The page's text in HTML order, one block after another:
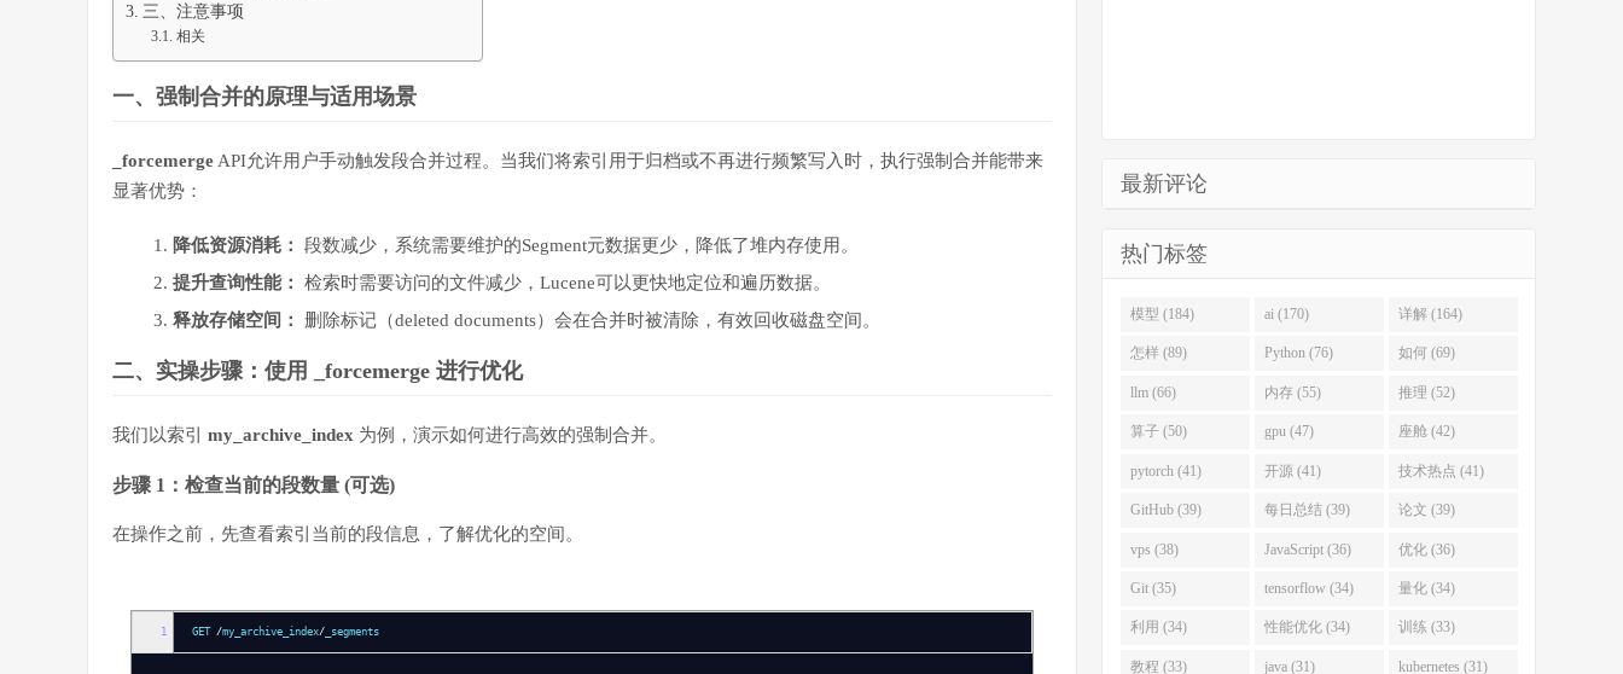
三、注意事项
相关
一、强制合并的原理与适用场景
_forcemerge API允许用户手动触发段合并过程。当我们将索引用于归档或不再进行频繁写入时，执行强制合并能带来
显著优势：
降低资源消耗：
段数减少，系统需要维护的Segment元数据更少，降低了堆内存使用。
提升查询性能：
检索时需要访问的文件减少，Lucene可以更快地定位和遍历数据。
释放存储空间：
删除标记（deleted documents）会在合并时被清除，有效回收磁盘空间。
二、实操步骤：使用 _forcemerge 进行优化
我们以索引 my_archive_index 为例，演示如何进行高效的强制合并。
步骤 1：检查当前的段数量 (可选)
在操作之前，先查看索引当前的段信息，了解优化的空间。
1 GET /my_archive_index/ _segments
最新评论
热门标签
模型 (184) ai (170) 详解 (164)
怎样 (89) Python (76) 如何 (69)
llm (66) 内存 (55) 推理 (52)
算子 (50) gpu (47) 座舱 (42)
pytorch (41) 开源 (41) 技术热点 (41)
GitHub (39) 每日总结 (39) 论文 (39)
vps (38) JavaScript (36) 优化 (36)
Git (35) tensorflow (34) 量化 (34)
利用 (34) 性能优化 (34) 训练 (33)
教程 (33) java (31) kubernetes (31)